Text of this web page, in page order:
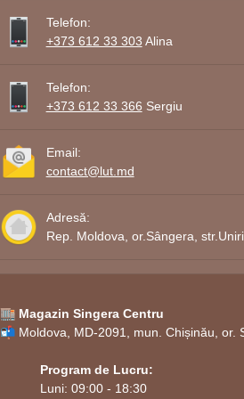
personalizate .
Pentru a comandadecoratii
Telefon:
+373 612 33 303 Alina
Telefon:
+373 612 33 366 Sergiu
Email:
contact@lut.md
Adresă:
Rep. Moldova, or.Sângera,
🏬 Magazin Singera Centru
📬 Moldova, MD-2091, mun. Chișinău, or.
Program de Lucru:
Luni: 09:00 - 18:30